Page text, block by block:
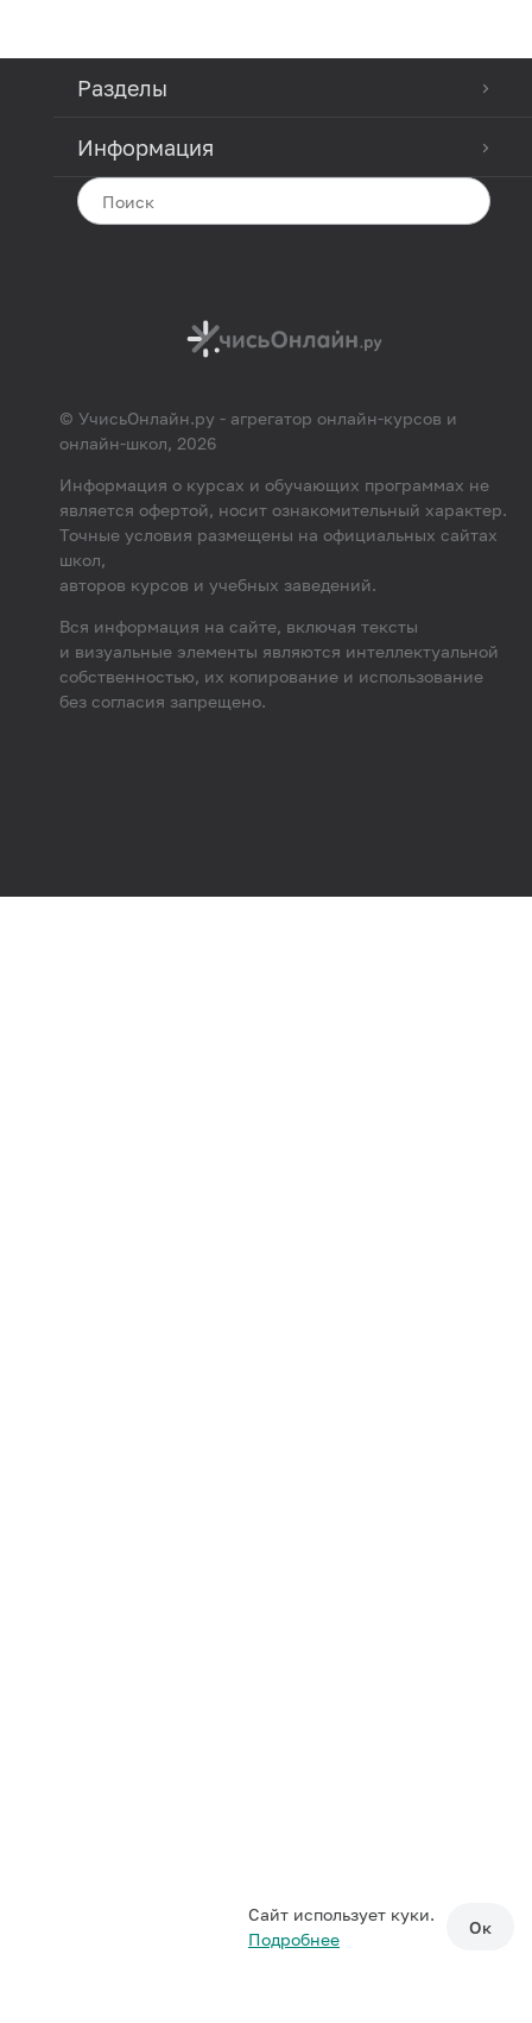
Сайт использует куки.
Подробнее
Ок
Разделы
Информация
© УчисьОнлайн.ру - агрегатор онлайн-курсов и
онлайн-школ, 2026
Информация о курсах и обучающих программах не
является офертой, носит ознакомительный характер.
Точные условия размещены на официальных сайтах
школ,
авторов курсов и учебных заведений.
Вся информация на сайте, включая тексты
и визуальные элементы являются интеллектуальной
собственностью, их копирование и использование
без согласия запрещено.